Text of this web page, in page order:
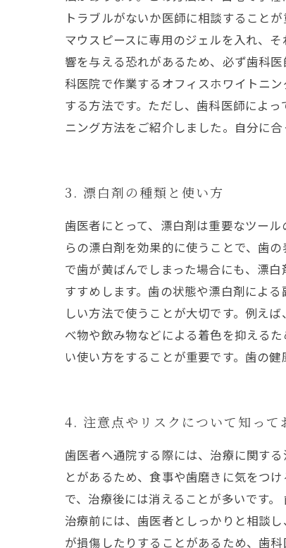
トラブルがないか医師に相談すること
マウスピースに専用のジェルを入れ、
響を与える恐れがあるため、必ず歯科
科医院で作業するオフィスホワイトニ
する方法です。ただし、歯科医師によ
ニング方法をご紹介しました。自分に
3. 漂白剤の種類と使い方
歯医者にとって、漂白剤は重要なツー
らの漂白剤を効果的に使うことで、歯
で歯が黄ばんでしまった場合にも、漂
すすめします。歯の状態や漂白剤によ
しい方法で使うことが大切です。例え
べ物や飲み物などによる着色を抑える
い使い方をすることが重要です。歯の
4. 注意点やリスクについて知って
歯医者へ通院する際には、治療に関す
とがあるため、食事や歯磨きに気をつ
で、治療後には消えることが多いです
治療前には、歯医者としっかりと相談
が損傷したりすることがあるため、歯